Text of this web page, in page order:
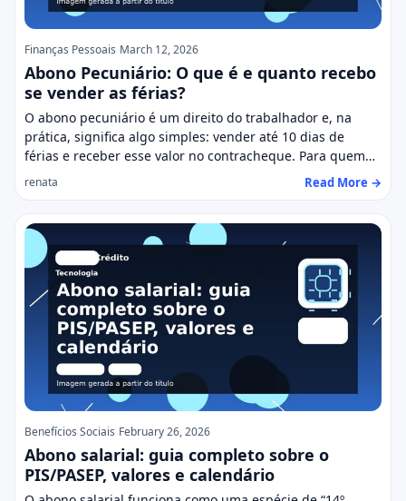
Finanças Pessoais March 12, 2026
Abono Pecuniário: O que é e quanto recebo
se vender as férias?
O abono pecuniário é um direito do trabalhador e, na
prática, significa algo simples: vender até 10 dias de
férias e receber esse valor no contracheque. Para quem…
renata Read More →
Benefícios Sociais February 26, 2026
Abono salarial: guia completo sobre o
PIS/PASEP, valores e calendário